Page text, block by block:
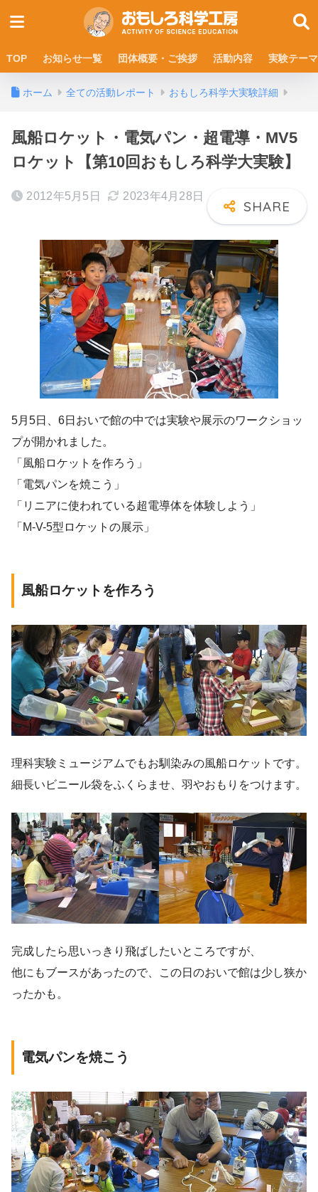
TOP お知らせ一覧 団体概要・ご挨拶 活動内容 実験テーマ
ホーム 全ての活動レポート おもしろ科学大実験詳細
風船ロケット・電気パン・超電導・MV5
ロケット【第10回おもしろ科学大実験】
2012年5月5日 2023年4月28日
5月5日、6日おいで館の中では実験や展示のワークショッ
プが開かれました。
「風船ロケットを作ろう」
「電気パンを焼こう」
「リニアに使われている超電導体を体験しよう」
「M-V-5型ロケットの展示」
風船ロケットを作ろう
理科実験ミュージアムでもお馴染みの風船ロケットです。
細長いビニール袋をふくらませ、羽やおもりをつけます。
完成したら思いっきり飛ばしたいところですが、
他にもブースがあったので、この日のおいで館は少し狭か
ったかも。
電気パンを焼こう